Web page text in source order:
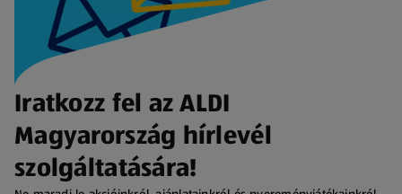
Iratkozz fel az ALDI
Magyarország hírlevél
szolgáltatására!